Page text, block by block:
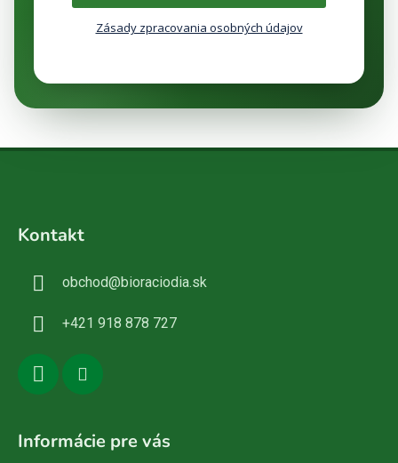
Zásady zpracovania osobných údajov
Kontakt
obchod@bioraciodia.sk
+421 918 878 727
Informácie pre vás